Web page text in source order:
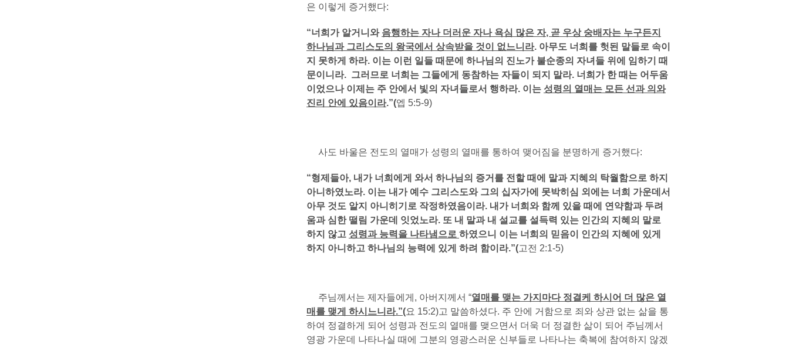
은 이렇게 증거했다:
“너희가 알거니와 음행하는 자나 더러운 자나 욕심 많은 자, 곧 우상 숭배자는 누구든지
하나님과 그리스도의 왕국에서 상속받을 것이 없느니라. 아무도 너희를 헛된 말들로 속이
지 못하게 하라. 이는 이런 일들 때문에 하나님의 진노가 불순종의 자녀들 위에 임하기 때
문이니라. 그러므로 너희는 그들에게 동참하는 자들이 되지 말라. 너희가 한 때는 어두움
이었으나 이제는 주 안에서 빛의 자녀들로서 행하라. 이는 성령의 열매는 모든 선과 의와
진리 안에 있음이라.”(엡 5:5-9)
사도 바울은 전도의 열매가 성령의 열매를 통하여 맺어짐을 분명하게 증거했다:
“형제들아, 내가 너희에게 와서 하나님의 증거를 전할 때에 말과 지혜의 탁월함으로 하지
아니하였노라. 이는 내가 예수 그리스도와 그의 십자가에 못박히심 외에는 너희 가운데서
아무 것도 알지 아니히기로 작정하였음이라. 내가 너희와 함께 있을 때에 연약함과 두려
움과 심한 떨림 가운데 잇었노라. 또 내 말과 내 설교를 설득력 있는 인간의 지혜의 말로
하지 않고 성령과 능력을 나타냄으로 하였으니 이는 너희의 믿음이 인간의 지혜에 있게
하지 아니하고 하나님의 능력에 있게 하려 함이라.”(고전 2:1-5)
주님께서는 제자들에게, 아버지께서 “열매를 맺는 가지마다 정결케 하시어 더 많은 열
매를 맺게 하시느니라.”(요 15:2)고 말씀하셨다. 주 안에 거함으로 죄와 상관 없는 삶을 통
하여 정결하게 되어 성령과 전도의 열매를 맺으면서 더욱 더 정결한 삶이 되어 주님께서
영광 가운데 나타나실 때에 그분의 영광스러운 신부들로 나타나는 축복에 참여하지 않겠